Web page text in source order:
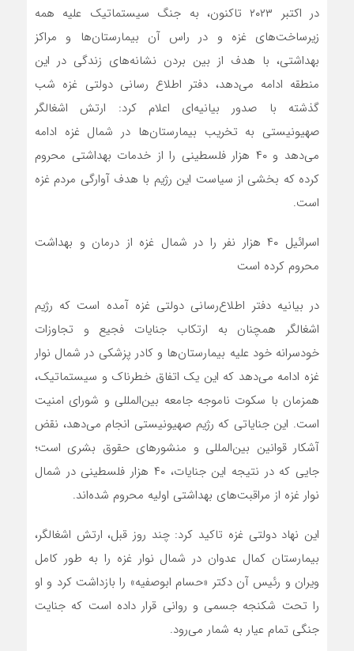
در اکتبر ۲۰۲۳ تاکنون، به جنگ سیستماتیک علیه همه
زیرساخت‌های غزه و در راس آن بیمارستان‌ها و مراکز
بهداشتی، با هدف از بین بردن نشانه‌های زندگی در این
منطقه ادامه می‌دهد، دفتر اطلاع رسانی دولتی غزه شب
گذشته با صدور بیانیه‌ای اعلام کرد: ارتش اشغالگر
صهیونیستی به تخریب بیمارستان‌ها در شمال غزه ادامه
می‌دهد و ۴۰ هزار فلسطینی را از خدمات بهداشتی محروم
کرده که بخشی از سیاست این رژیم با هدف آوارگی مردم غزه
است.
اسرائیل ۴۰ هزار نفر را در شمال غزه از درمان و بهداشت
محروم کرده است
در بیانیه دفتر اطلاع‌رسانی دولتی غزه آمده است که رژیم
اشغالگر همچنان به ارتکاب جنایات فجیع و تجاوزات
خودسرانه خود علیه بیمارستان‌ها و کادر پزشکی در شمال نوار
غزه ادامه می‌دهد که این یک اتفاق خطرناک و سیستماتیک،
همزمان با سکوت ناموجه جامعه بین‌المللی و شورای امنیت
است. این جنایاتی که رژیم صهیونیستی انجام می‌دهد، نقض
آشکار قوانین بین‌المللی و منشورهای حقوق بشری است؛
جایی که در نتیجه این جنایات، ۴۰ هزار فلسطینی در شمال
نوار غزه از مراقبت‌های بهداشتی اولیه محروم شده‌اند.
این نهاد دولتی غزه تاکید کرد: چند روز قبل، ارتش اشغالگر،
بیمارستان کمال عدوان در شمال نوار غزه را به طور کامل
ویران و رئیس آن دکتر «حسام ابوصفیه» را بازداشت کرد و او
را تحت شکنجه جسمی و روانی قرار داده است که جنایت
جنگی تمام عیار به شمار می‌رود.